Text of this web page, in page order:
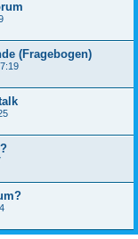
(Fragebogen)